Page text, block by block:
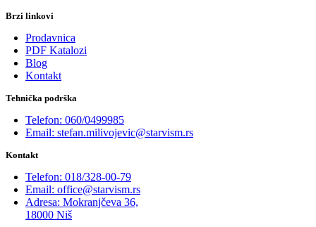
Brzi linkovi
Prodavnica
PDF Katalozi
Blog
Kontakt
Tehnička podrška
Telefon: 060/0499985
Email: stefan.milivojevic@starvism.rs
Kontakt
Telefon: 018/328-00-79
Email: office@starvism.rs
Adresa: Mokranjčeva 36,
18000 Niš